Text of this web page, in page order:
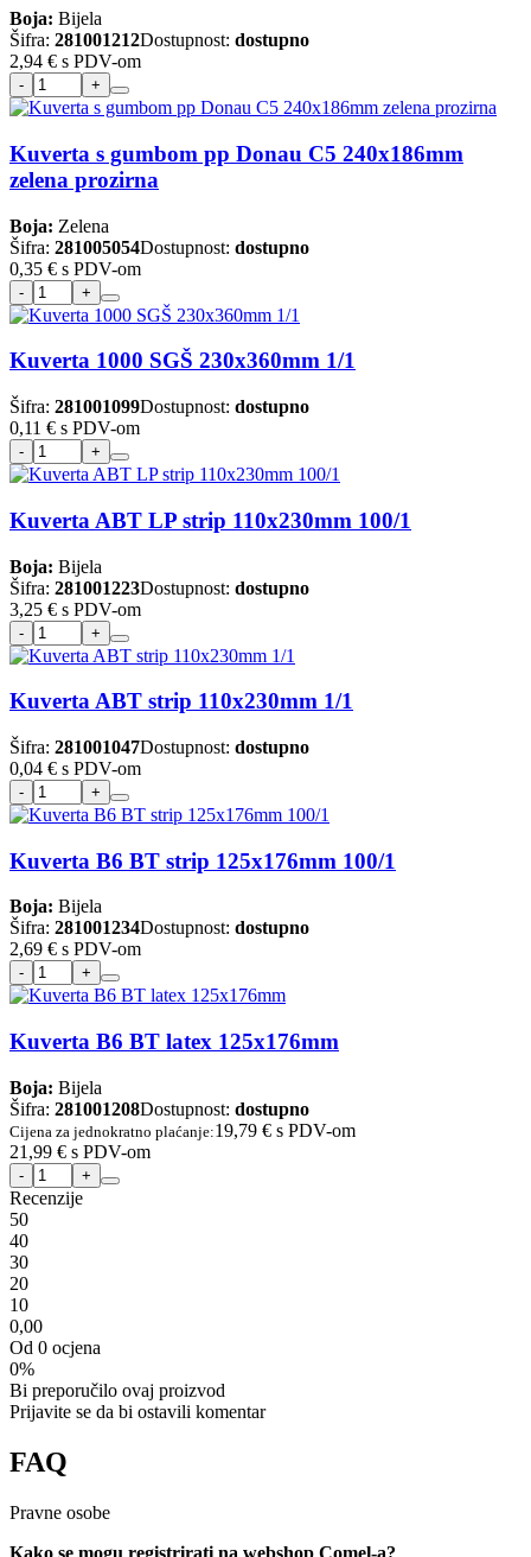
Boja: Bijela
Šifra: 281001212Dostupnost: dostupno
2,94 € s PDV-om
Kuverta s gumbom pp Donau C5 240x186mm
zelena prozirna
Boja: Zelena
Šifra: 281005054Dostupnost: dostupno
0,35 € s PDV-om
Kuverta 1000 SGŠ 230x360mm 1/1
Šifra: 281001099Dostupnost: dostupno
0,11 € s PDV-om
Kuverta ABT LP strip 110x230mm 100/1
Boja: Bijela
Šifra: 281001223Dostupnost: dostupno
3,25 € s PDV-om
Kuverta ABT strip 110x230mm 1/1
Šifra: 281001047Dostupnost: dostupno
0,04 € s PDV-om
Kuverta B6 BT strip 125x176mm 100/1
Boja: Bijela
Šifra: 281001234Dostupnost: dostupno
2,69 € s PDV-om
Kuverta B6 BT latex 125x176mm
Boja: Bijela
Šifra: 281001208Dostupnost: dostupno
Cijena za jednokratno plaćanje:19,79 € s PDV-om
21,99 € s PDV-om
Recenzije
50
40
30
20
10
0,00
Od 0 ocjena
0%
Bi preporučilo ovaj proizvod
Prijavite se da bi ostavili komentar
FAQ
Pravne osobe
Kako se mogu registrirati na webshop Comel-a?